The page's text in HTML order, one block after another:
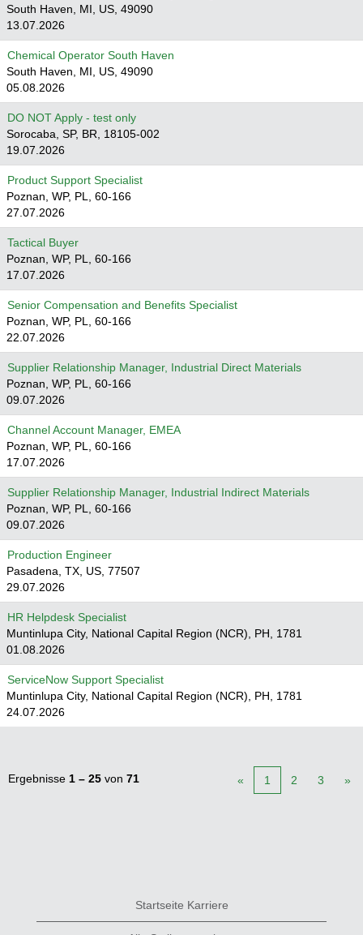
South Haven, MI, US, 49090
13.07.2026
Chemical Operator South Haven
South Haven, MI, US, 49090
05.08.2026
DO NOT Apply - test only
Sorocaba, SP, BR, 18105-002
19.07.2026
Product Support Specialist
Poznan, WP, PL, 60-166
27.07.2026
Tactical Buyer
Poznan, WP, PL, 60-166
17.07.2026
Senior Compensation and Benefits Specialist
Poznan, WP, PL, 60-166
22.07.2026
Supplier Relationship Manager, Industrial Direct Materials
Poznan, WP, PL, 60-166
09.07.2026
Channel Account Manager, EMEA
Poznan, WP, PL, 60-166
17.07.2026
Supplier Relationship Manager, Industrial Indirect Materials
Poznan, WP, PL, 60-166
09.07.2026
Production Engineer
Pasadena, TX, US, 77507
29.07.2026
HR Helpdesk Specialist
Muntinlupa City, National Capital Region (NCR), PH, 1781
01.08.2026
ServiceNow Support Specialist
Muntinlupa City, National Capital Region (NCR), PH, 1781
24.07.2026
Ergebnisse 1 – 25 von 71 « 1 2 3 »
Startseite Karriere